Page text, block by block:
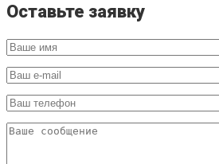
Оставьте заявку